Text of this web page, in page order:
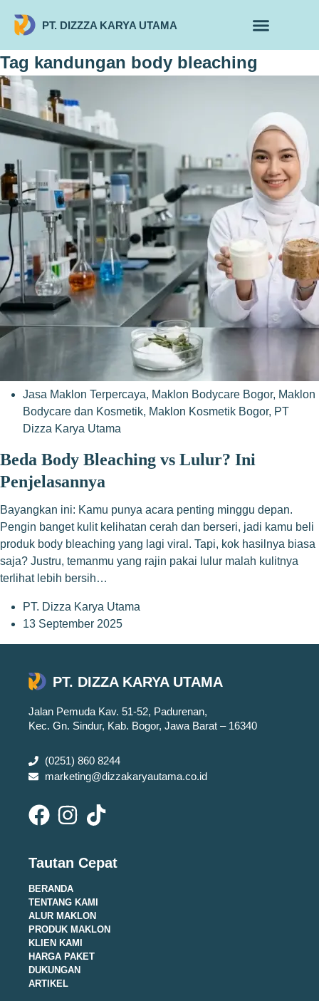
PT. DIZZZA KARYA UTAMA
Tag kandungan body bleaching
Jasa Maklon Terpercaya, Maklon Bodycare Bogor, Maklon
Bodycare dan Kosmetik, Maklon Kosmetik Bogor, PT
Dizza Karya Utama
Beda Body Bleaching vs Lulur? Ini
Penjelasannya
Bayangkan ini: Kamu punya acara penting minggu depan.
Pengin banget kulit kelihatan cerah dan berseri, jadi kamu beli
produk body bleaching yang lagi viral. Tapi, kok hasilnya biasa
saja? Justru, temanmu yang rajin pakai lulur malah kulitnya
terlihat lebih bersih…
PT. Dizza Karya Utama
13 September 2025
PT. DIZZA KARYA UTAMA
Jalan Pemuda Kav. 51-52, Padurenan,
Kec. Gn. Sindur, Kab. Bogor, Jawa Barat – 16340
(0251) 860 8244
marketing@dizzakaryautama.co.id
Tautan Cepat
BERANDA
TENTANG KAMI
ALUR MAKLON
PRODUK MAKLON
KLIEN KAMI
HARGA PAKET
DUKUNGAN
ARTIKEL